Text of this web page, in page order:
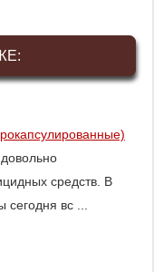
средств. В
вс ...